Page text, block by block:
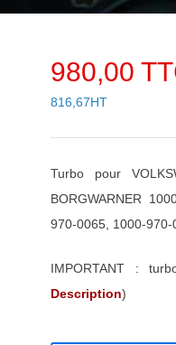
980,00
816,67HT
Turbo pour
BORGWARNER
970-0065, 1000-
IMPORTANT :
Description)